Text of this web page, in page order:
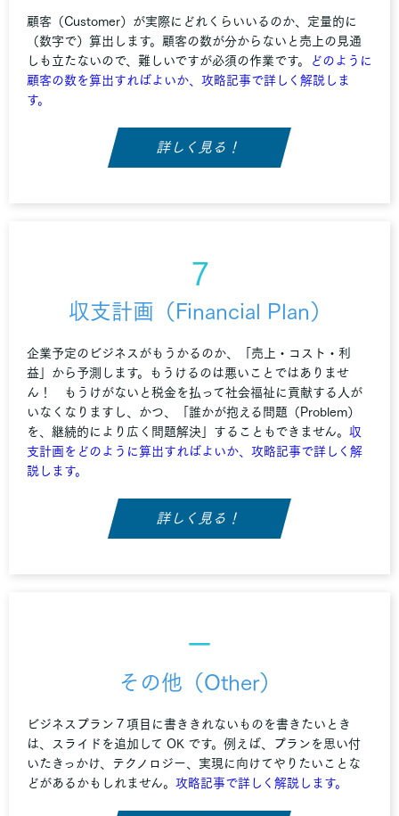
顧客（Customer）が実際にどれくらいいるのか、定量的に
（数字で）算出します。顧客の数が分からないと売上の見通
しも立たないので、難しいですが必須の作業です。
どのように
顧客の数を算出すればよいか、攻略記事で詳しく解説しま
す。
詳しく見る！
7
収支計画（Financial Plan）
企業予定のビジネスがもうかるのか、「売上・コスト・利
益」から予測します。もうけるのは悪いことではありませ
ん！ もうけがないと税金を払って社会福祉に貢献する人が
いなくなりますし、かつ、「誰かが抱える問題（Problem）
を、継続的により広く問題解決」することもできません。 収
支計画をどのように算出すればよいか、攻略記事で詳しく解
説します。
詳しく見る！
－
その他（Other）
ビジネスプラン７項目に書ききれないものを書きたいとき
は、スライドを追加して OK です。例えば、プランを思い付
いたきっかけ、テクノロジー、実現に向けてやりたいことな
どがあるかもしれません。 攻略記事で詳しく解説します。